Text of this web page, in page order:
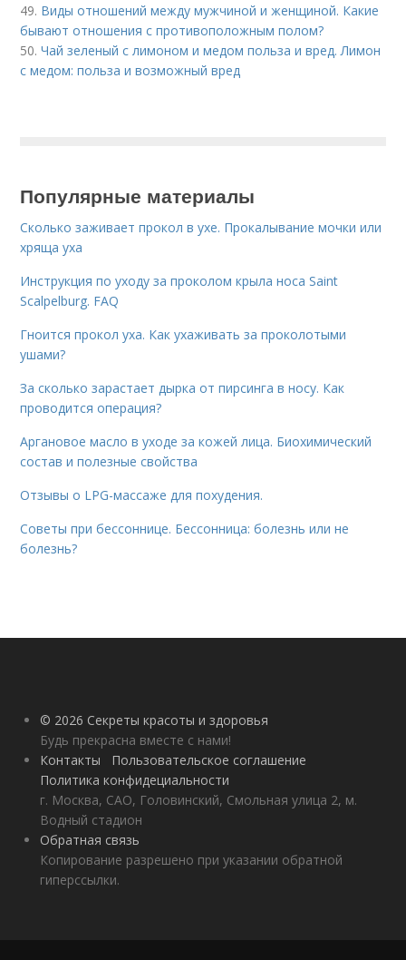
49. Виды отношений между мужчиной и женщиной. Какие
бывают отношения с противоположным полом?
50.Чай зеленый с лимоном и медом польза и вред. Лимон
с медом: польза и возможный вред
Популярные материалы
Сколько заживает прокол в ухе. Прокалывание мочки или
хряща уха
Инструкция по уходу за проколом крыла носа Saint
Scalpelburg. FAQ
Гноится прокол уха. Как ухаживать за проколотыми
ушами?
За сколько зарастает дырка от пирсинга в носу. Как
проводится операция?
Аргановое масло в уходе за кожей лица. Биохимический
состав и полезные свойства
Отзывы о LPG-массаже для похудения.
Советы при бессоннице. Бессонница: болезнь или не
болезнь?
© 2026 Секреты красоты и здоровья
Будь прекрасна вместе с нами!
Контакты
Пользовательское соглашение
Политика конфидециальности
г. Москва, САО, Головинский, Смольная улица 2, м.
Водный стадион
Обратная связь
Копирование разрешено при указании обратной
гиперссылки.